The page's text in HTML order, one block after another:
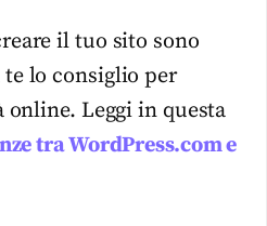
il tuo sito sono
lo consiglio per
Leggi in questa
tra WordPress.com e